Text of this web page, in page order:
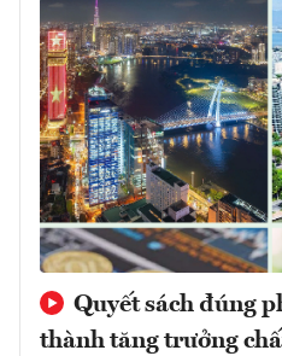
Quyết sách đúng
thành tăng trưởng